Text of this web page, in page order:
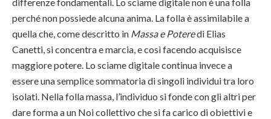
perché non possiede alcuna anima. La folla è assimilabile a
quella che, come descritto in Massa e Poteredi Elias
Canetti, si concentra e marcia, e così facendo acquisisce
maggiore potere. Lo sciame digitale continua invece a
essere una semplice sommatoria di singoli individui tra loro
isolati. Nella folla massa, l’individuo si fonde con gli altri per
dare forma a un Noi collettivo che si fa carico di obiettivi e